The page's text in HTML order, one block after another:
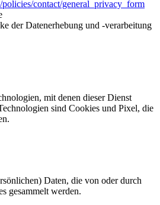
contact/general_privacy_form
der Datenerhebung und -verarbeitung
mit denen dieser Dienst
sind Cookies und Pixel, die
Daten, die von oder durch
gesammelt werden.